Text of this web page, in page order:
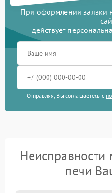
При оформлении заявки
действует
Отправляя, Вы соглашаетесь с
Неисправности
печи